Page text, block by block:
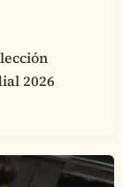
2026